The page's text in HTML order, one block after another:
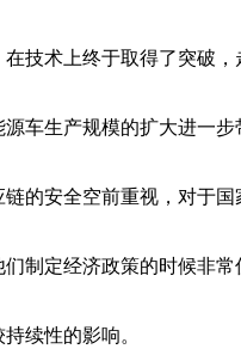
技术上终于取得了突破
车生产规模的扩大进一
的安全空前重视，对于
制定经济政策的时候非
续性的影响。